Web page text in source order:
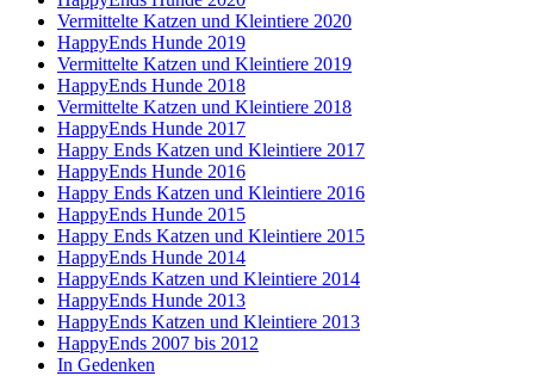
Vermittelte Katzen und Kleintiere 2020
HappyEnds Hunde 2019
Vermittelte Katzen und Kleintiere 2019
HappyEnds Hunde 2018
Vermittelte Katzen und Kleintiere 2018
HappyEnds Hunde 2017
Happy Ends Katzen und Kleintiere 2017
HappyEnds Hunde 2016
Happy Ends Katzen und Kleintiere 2016
HappyEnds Hunde 2015
Happy Ends Katzen und Kleintiere 2015
HappyEnds Hunde 2014
HappyEnds Katzen und Kleintiere 2014
HappyEnds Hunde 2013
HappyEnds Katzen und Kleintiere 2013
HappyEnds 2007 bis 2012
In Gedenken